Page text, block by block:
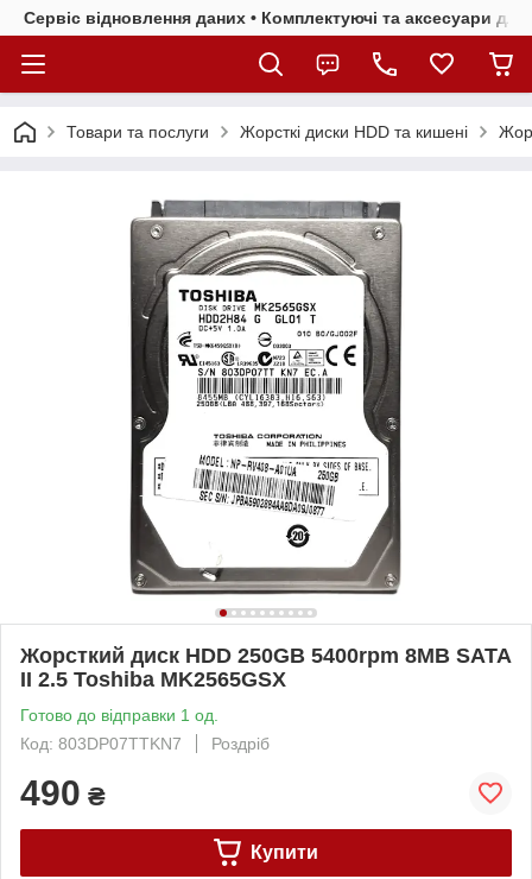
Сервіс відновлення даних • Комплектуючі та аксесуари
Товари та послуги Жорсткі диски HDD та кишені
Жорсткий диск HDD 250GB 5400rpm 8MB SATA
II 2.5 Toshiba MK2565GSX
Готово до відправки 1 од.
Код: 803DP07TTKN7
Роздріб
490 ₴
Купити